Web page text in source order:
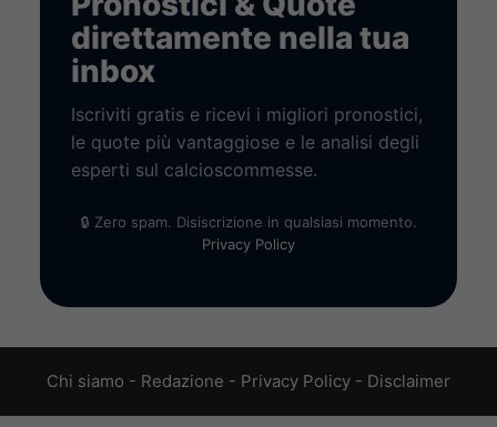
direttamente nella tua
inbox
Iscriviti gratis e ricevi i migliori pronostici,
le quote più vantaggiose e le analisi degli
esperti sul calcioscommesse.
🔒 Zero spam. Disiscrizione in qualsiasi momento.
Privacy Policy
Chi siamo - Redazione - Privacy Policy - Disclaimer